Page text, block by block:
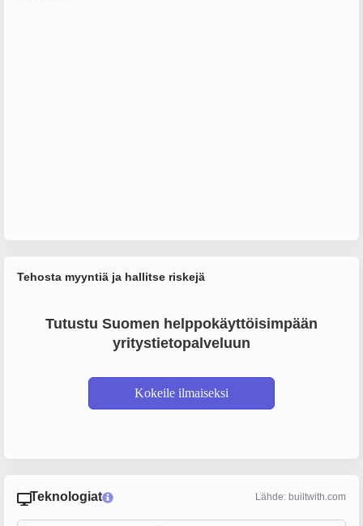
Tehosta myyntiä ja hallitse riskejä
Tutustu Suomen helppokäyttöisimpään
yritystietopalveluun
Kokeile ilmaiseksi
Teknologiat Lähde: builtwith.com